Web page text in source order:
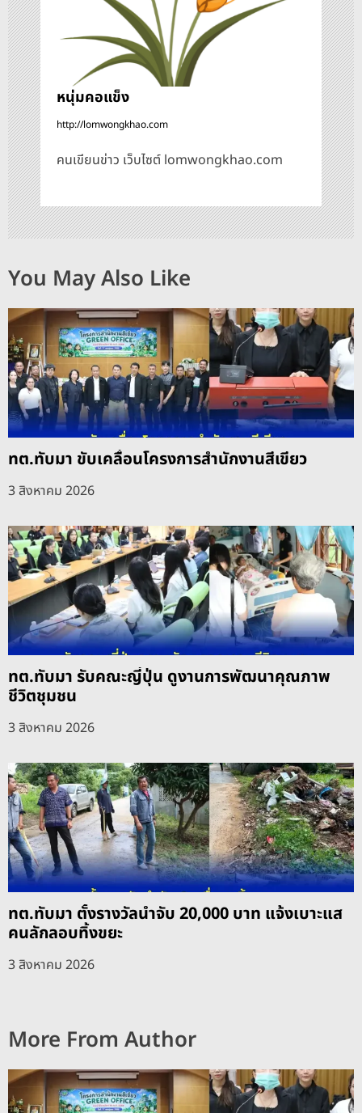
หนุ่มคอแข็ง
http://lomwongkhao.com
คนเขียนข่าว เว็บไซต์ lomwongkhao.com
You May Also Like
ทต.ทับมา ขับเคลื่อนโครงการสำนักงานสีเขียว
3 สิงหาคม 2026
ทต.ทับมา รับคณะญี่ปุ่น ดูงานการพัฒนาคุณภาพ
ชีวิตชุมชน
3 สิงหาคม 2026
ทต.ทับมา ตั้งรางวัลนำจับ 20,000 บาท แจ้งเบาะแส
คนลักลอบทิ้งขยะ
3 สิงหาคม 2026
More From Author